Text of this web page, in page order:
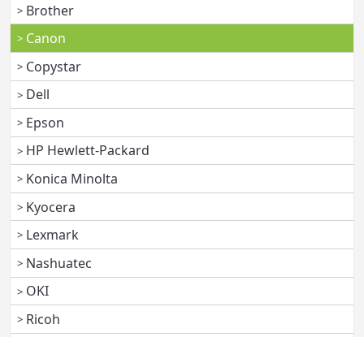
Brother
Canon
Copystar
Dell
Epson
HP Hewlett-Packard
Konica Minolta
Kyocera
Lexmark
Nashuatec
OKI
Ricoh